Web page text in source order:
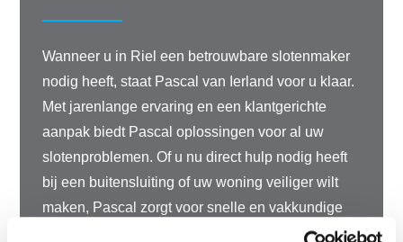
Wanneer u in Riel een betrouwbare slotenmaker
nodig heeft, staat Pascal van Ierland voor u klaar.
Met jarenlange ervaring en een klantgerichte
aanpak biedt Pascal oplossingen voor al uw
slotenproblemen. Of u nu direct hulp nodig heeft
bij een buitensluiting of uw woning veiliger wilt
maken, Pascal zorgt voor snelle en vakkundige